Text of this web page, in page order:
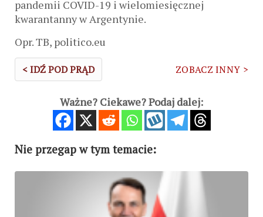
pandemii COVID-19 i wielomiesięcznej
kwarantanny w Argentynie.
Opr. TB, politico.eu
< IDŹ POD PRĄD ZOBACZ INNY >
Ważne? Ciekawe? Podaj dalej:
Nie przegap w tym temacie: